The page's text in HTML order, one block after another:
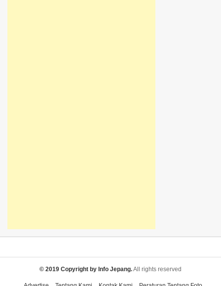
© 2019 Copyright by Info Jepang.All rights reserved